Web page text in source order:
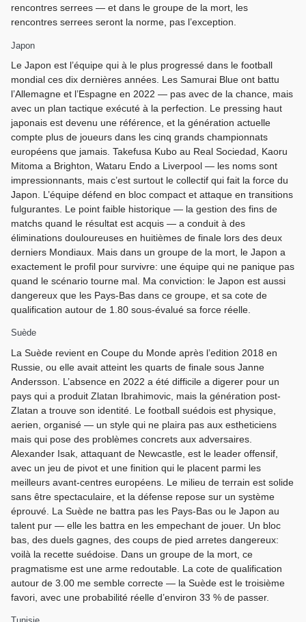
rencontres serrees — et dans le groupe de la mort, les
rencontres serrees seront la norme, pas l’exception.
Japon
Le Japon est l’équipe qui à le plus progressé dans le football
mondial ces dix dernières années. Les Samurai Blue ont battu
l’Allemagne et l’Espagne en 2022 — pas avec de la chance, mais
avec un plan tactique exécuté à la perfection. Le pressing haut
japonais est devenu une référence, et la génération actuelle
compte plus de joueurs dans les cinq grands championnats
européens que jamais. Takefusa Kubo au Real Sociedad, Kaoru
Mitoma a Brighton, Wataru Endo a Liverpool — les noms sont
impressionnants, mais c’est surtout le collectif qui fait la force du
Japon. L’équipe défend en bloc compact et attaque en transitions
fulgurantes. Le point faible historique — la gestion des fins de
matchs quand le résultat est acquis — a conduit à des
éliminations douloureuses en huitièmes de finale lors des deux
derniers Mondiaux. Mais dans un groupe de la mort, le Japon a
exactement le profil pour survivre: une équipe qui ne panique pas
quand le scénario tourne mal. Ma conviction: le Japon est aussi
dangereux que les Pays-Bas dans ce groupe, et sa cote de
qualification autour de 1.80 sous-évalué sa force réelle.
Suède
La Suède revient en Coupe du Monde après l’edition 2018 en
Russie, ou elle avait atteint les quarts de finale sous Janne
Andersson. L’absence en 2022 a été difficile a digerer pour un
pays qui a produit Zlatan Ibrahimovic, mais la génération post-
Zlatan a trouve son identité. Le football suédois est physique,
aerien, organisé — un style qui ne plaira pas aux estheticiens
mais qui pose des problèmes concrets aux adversaires.
Alexander Isak, attaquant de Newcastle, est le leader offensif,
avec un jeu de pivot et une finition qui le placent parmi les
meilleurs avant-centres européens. Le milieu de terrain est solide
sans être spectaculaire, et la défense repose sur un système
éprouvé. La Suède ne battra pas les Pays-Bas ou le Japon au
talent pur — elle les battra en les empechant de jouer. Un bloc
bas, des duels gagnes, des coups de pied arretes dangereux:
voilà la recette suédoise. Dans un groupe de la mort, ce
pragmatisme est une arme redoutable. La cote de qualification
autour de 3.00 me semble correcte — la Suède est le troisième
favori, avec une probabilité réelle d’environ 33 % de passer.